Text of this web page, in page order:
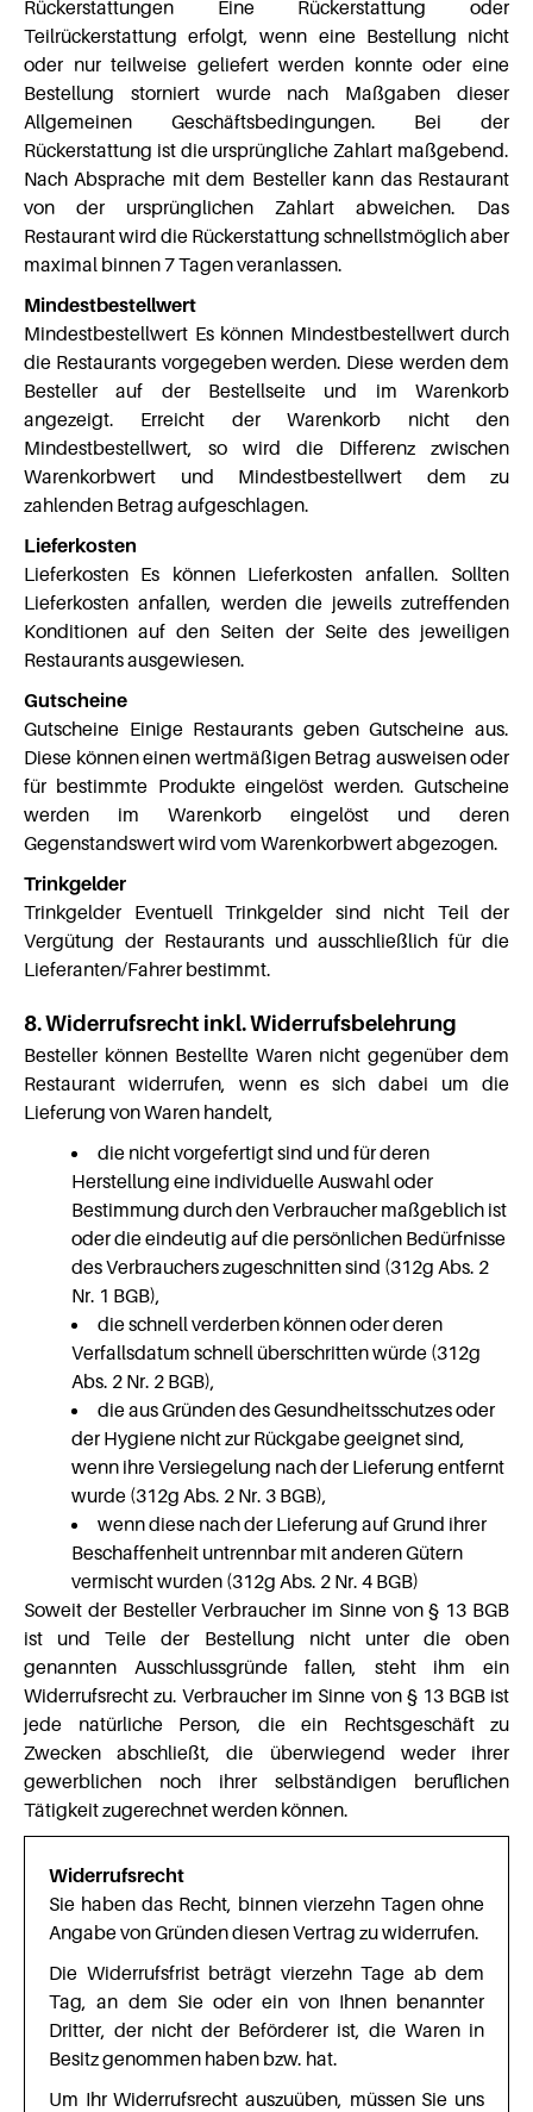
Rückerstattungen Eine Rückerstattung oder
Teilrückerstattung erfolgt, wenn eine Bestellung nicht
oder nur teilweise geliefert werden konnte oder eine
Bestellung storniert wurde nach Maßgaben dieser
Allgemeinen Geschäftsbedingungen. Bei der
Rückerstattung ist die ursprüngliche Zahlart maßgebend.
Nach Absprache mit dem Besteller kann das Restaurant
von der ursprünglichen Zahlart abweichen. Das
Restaurant wird die Rückerstattung schnellstmöglich aber
maximal binnen 7 Tagen veranlassen.
Mindestbestellwert
Mindestbestellwert Es können Mindestbestellwert durch
die Restaurants vorgegeben werden. Diese werden dem
Besteller auf der Bestellseite und im Warenkorb
angezeigt. Erreicht der Warenkorb nicht den
Mindestbestellwert, so wird die Differenz zwischen
Warenkorbwert und Mindestbestellwert dem zu
zahlenden Betrag aufgeschlagen.
Lieferkosten
Lieferkosten Es können Lieferkosten anfallen. Sollten
Lieferkosten anfallen, werden die jeweils zutreffenden
Konditionen auf den Seiten der Seite des jeweiligen
Restaurants ausgewiesen.
Gutscheine
Gutscheine Einige Restaurants geben Gutscheine aus.
Diese können einen wertmäßigen Betrag ausweisen oder
für bestimmte Produkte eingelöst werden. Gutscheine
werden im Warenkorb eingelöst und deren
Gegenstandswert wird vom Warenkorbwert abgezogen.
Trinkgelder
Trinkgelder Eventuell Trinkgelder sind nicht Teil der
Vergütung der Restaurants und ausschließlich für die
Lieferanten/Fahrer bestimmt.
8. Widerrufsrecht inkl. Widerrufsbelehrung
Besteller können Bestellte Waren nicht gegenüber dem
Restaurant widerrufen, wenn es sich dabei um die
Lieferung von Waren handelt,
die nicht vorgefertigt sind und für deren
Herstellung eine individuelle Auswahl oder
Bestimmung durch den Verbraucher maßgeblich ist
oder die eindeutig auf die persönlichen Bedürfnisse
des Verbrauchers zugeschnitten sind (312g Abs. 2
Nr. 1 BGB),
die schnell verderben können oder deren
Verfallsdatum schnell überschritten würde (312g
Abs. 2 Nr. 2 BGB),
die aus Gründen des Gesundheitsschutzes oder
der Hygiene nicht zur Rückgabe geeignet sind,
wenn ihre Versiegelung nach der Lieferung entfernt
wurde (312g Abs. 2 Nr. 3 BGB),
wenn diese nach der Lieferung auf Grund ihrer
Beschaffenheit untrennbar mit anderen Gütern
vermischt wurden (312g Abs. 2 Nr. 4 BGB)
Soweit der Besteller Verbraucher im Sinne von § 13 BGB
ist und Teile der Bestellung nicht unter die oben
genannten Ausschlussgründe fallen, steht ihm ein
Widerrufsrecht zu. Verbraucher im Sinne von § 13 BGB ist
jede natürliche Person, die ein Rechtsgeschäft zu
Zwecken abschließt, die überwiegend weder ihrer
gewerblichen noch ihrer selbständigen beruflichen
Tätigkeit zugerechnet werden können.
Widerrufsrecht
Sie haben das Recht, binnen vierzehn Tagen ohne
Angabe von Gründen diesen Vertrag zu widerrufen.
Die Widerrufsfrist beträgt vierzehn Tage ab dem
Tag, an dem Sie oder ein von Ihnen benannter
Dritter, der nicht der Beförderer ist, die Waren in
Besitz genommen haben bzw. hat.
Um Ihr Widerrufsrecht auszuüben, müssen Sie uns